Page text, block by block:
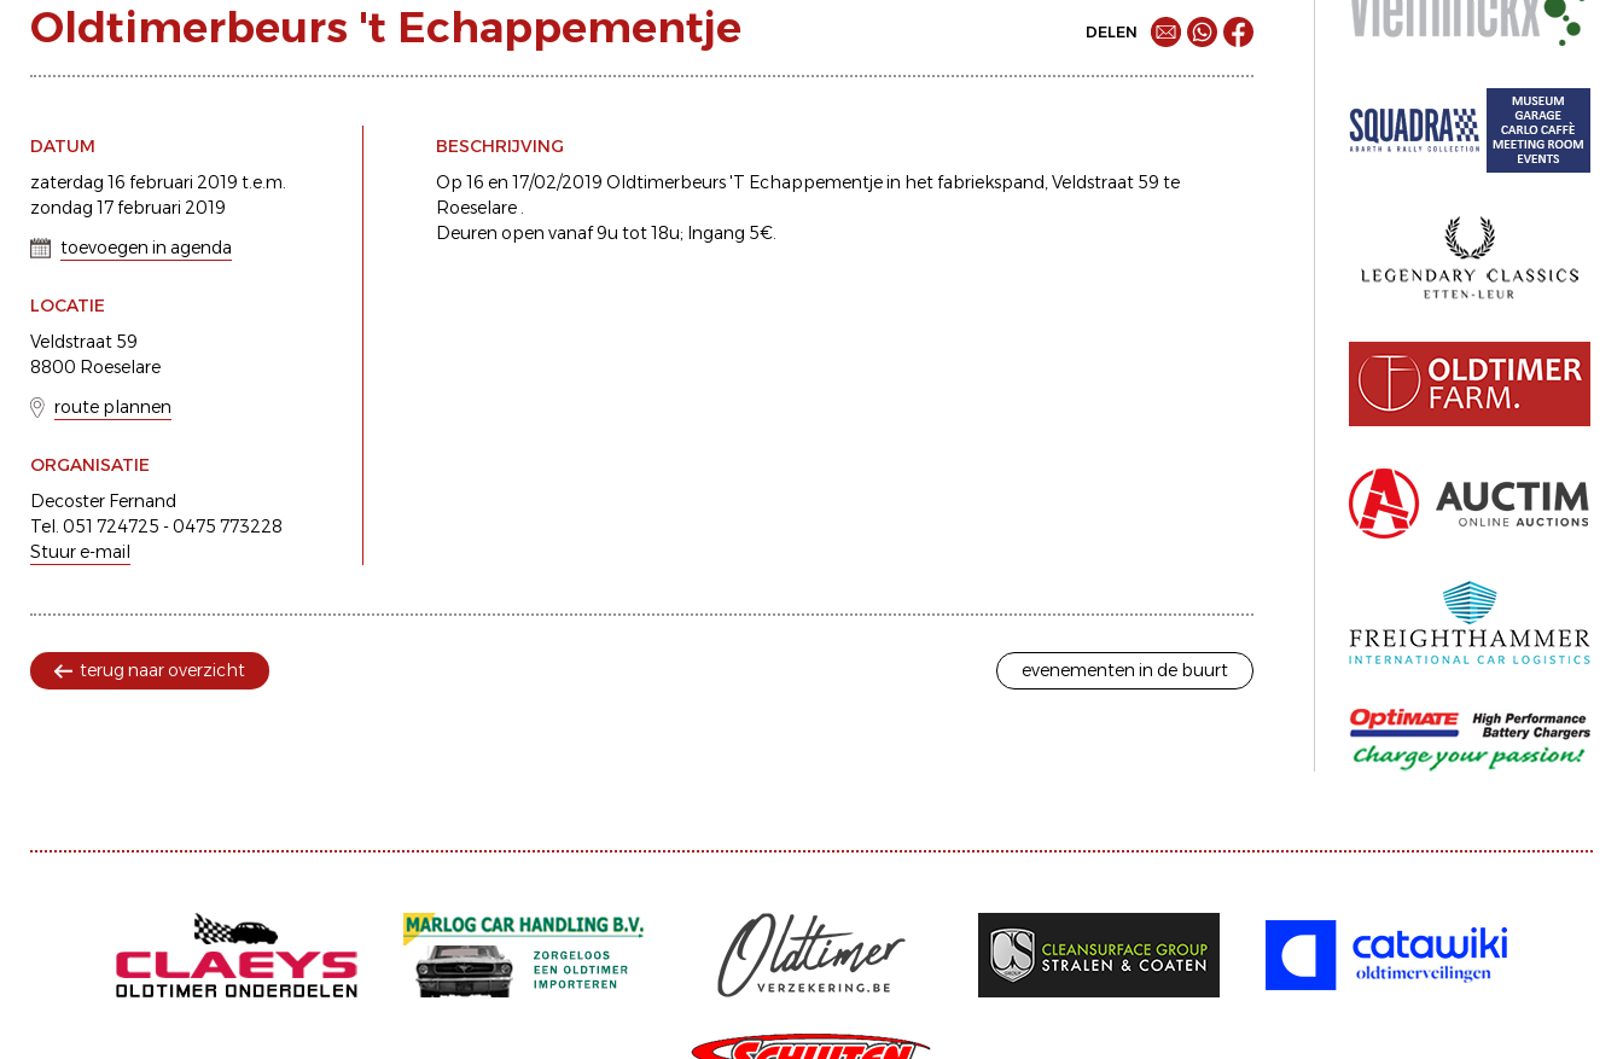
Oldtimerbeurs 't Echappementje DELEN
DATUM
zaterdag 16 februari 2019 t.e.m.
zondag 17 februari 2019
toevoegen in agenda
LOCATIE
Veldstraat 59
8800 Roeselare
route plannen
ORGANISATIE
Decoster Fernand
Tel. 051 724725 - 0475 773228
Stuur e-mail
BESCHRIJVING
Op 16 en 17/02/2019 Oldtimerbeurs 'T Echappementje in het fabriekspand, Veldstraat 59 te
Roeselare .
Deuren open vanaf 9u tot 18u; Ingang 5€.
terug naar overzicht evenementen in de buurt